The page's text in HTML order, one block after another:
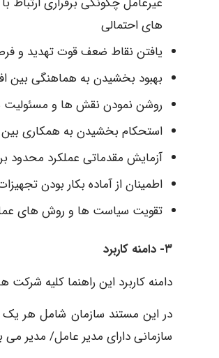
های احتمالی
یافتن نقاط ضعف قوت تهدید و
بهبود بخشیدن به هماهنگی بین
روشن نمودن نقش ها و مسئولیت
استحکام بخشیدن به همکاری بین
آزمایش مقدماتی عملکرد محدود
اطمینان از آماده بکار بودن
تقویت سیاست ها و روش های
۳- دامنه کاربرد
دامنه کاربرد این راهنما کلیه
در این مستند سازمان شامل هر
سازمانی دارای مدیر عامل/ مدیر می